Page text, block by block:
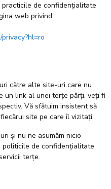
de confidențialitate
web privind
către alte site-uri care nu
un link al unei terțe părți, veți fi
Vă sfătuim insistent să
site pe care îl vizitați.
și nu ne asumăm nicio
de confidențialitate
terțe.